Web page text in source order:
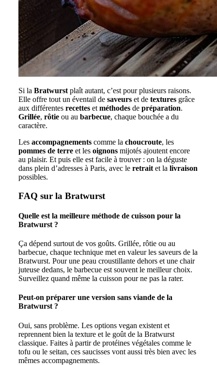
Si la Bratwurst plaît autant, c’est pour plusieurs raisons.
Elle offre tout un éventail de saveurs et de textures grâce
aux différentes recettes et méthodes de préparation.
Grillée, rôtie ou au barbecue, chaque bouchée a du
caractère.
Les accompagnements comme la choucroute, les
pommes de terre et les oignons mijotés ajoutent encore
au plaisir. Et puis elle est facile à trouver : on la déguste
dans plein d’adresses à Paris, avec le retrait et la livraison
possibles.
FAQ sur la Bratwurst
Quelle est la meilleure méthode de cuisson pour la
Bratwurst ?
Ça dépend surtout de vos goûts. Grillée, rôtie ou au
barbecue, chaque technique met en valeur les saveurs de la
Bratwurst. Pour une peau croustillante dehors et une chair
juteuse dedans, le barbecue est souvent le meilleur choix.
Surveillez quand même la cuisson pour ne pas la rater.
Peut-on préparer une version sans viande de la
Bratwurst ?
Oui, sans problème. Les options vegan existent et
reprennent bien la texture et le goût de la Bratwurst
classique. Faites à partir de protéines végétales comme le
tofu ou le seitan, ces saucisses vont aussi très bien avec les
mêmes accompagnements.